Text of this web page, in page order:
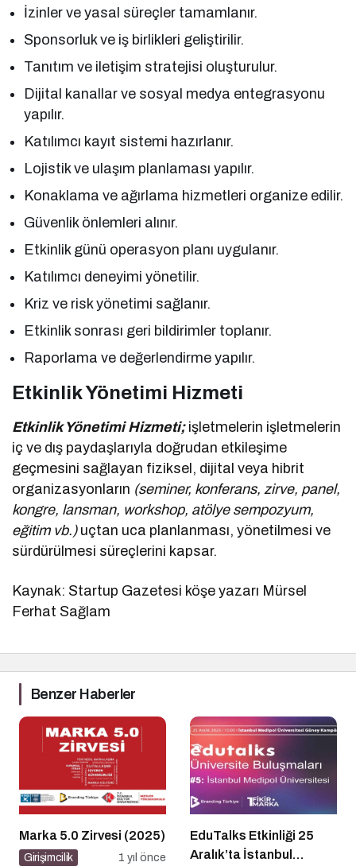
İzinler ve yasal süreçler tamamlanır.
Sponsorluk ve iş birlikleri geliştirilir.
Tanıtım ve iletişim stratejisi oluşturulur.
Dijital kanallar ve sosyal medya entegrasyonu
yapılır.
Katılımcı kayıt sistemi hazırlanır.
Lojistik ve ulaşım planlaması yapılır.
Konaklama ve ağırlama hizmetleri organize edilir.
Güvenlik önlemleri alınır.
Etkinlik günü operasyon planı uygulanır.
Katılımcı deneyimi yönetilir.
Kriz ve risk yönetimi sağlanır.
Etkinlik sonrası geri bildirimler toplanır.
Raporlama ve değerlendirme yapılır.
Etkinlik Yönetimi Hizmeti
Etkinlik Yönetimi Hizmeti;işletmelerin işletmelerin
iç ve dış paydaşlarıyla doğrudan etkileşime
geçmesini sağlayan fiziksel, dijital veya hibrit
organizasyonların (seminer, konferans, zirve, panel,
kongre, lansman, workshop, atölye sempozyum,
eğitim vb.)uçtan uca planlanması, yönetilmesi ve
sürdürülmesi süreçlerini kapsar.
Kaynak: Startup Gazetesi köşe yazarı Mürsel
Ferhat Sağlam
Benzer Haberler
Marka 5.0 Zirvesi (2025)
Girişimcilik 1 yıl önce
EduTalks Etkinliği 25
Aralık’ta İstanbul